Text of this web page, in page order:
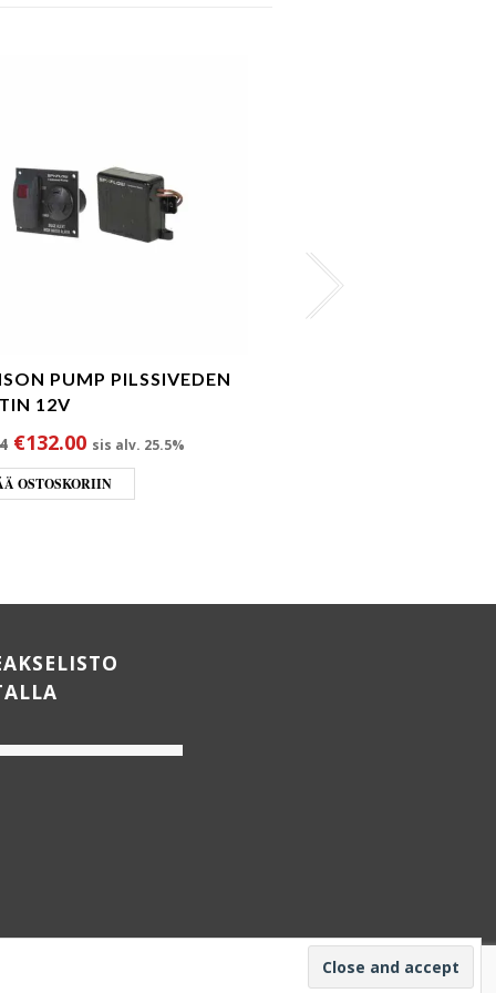
PUMP PILSSIVEDEN
12V
Alkuperäinen hinta oli: €144.94.
€132.00Nykyinen hinta on: €132.00.
sis alv. 25.5%
OSTOSKORIIN